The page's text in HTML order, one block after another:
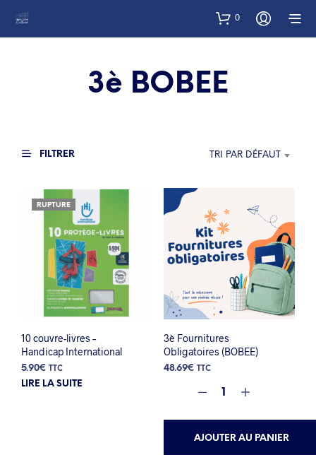
0
3è BOBEE
FILTRER TRI PAR DÉFAUT
RUPTURE
10 couvre-livres –
Handicap International
5.90€ TTC
LIRE LA SUITE
3è Fournitures
Obligatoires (BOBEE)
48.69€ TTC
AJOUTER AU PANIER